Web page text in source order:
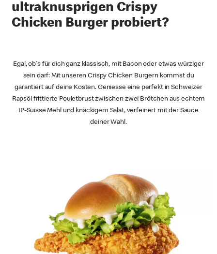
ultraknusprigen Crispy
Chicken Burger probiert?
Egal, ob's für dich ganz klassisch, mit Bacon oder etwas würziger
sein darf: Mit unseren Crispy Chicken Burgern kommst du
garantiert auf deine Kosten. Geniesse eine perfekt in Schweizer
Rapsöl frittierte Pouletbrust zwischen zwei Brötchen aus echtem
IP-Suisse Mehl und knackigem Salat, verfeinert mit der Sauce
deiner Wahl.